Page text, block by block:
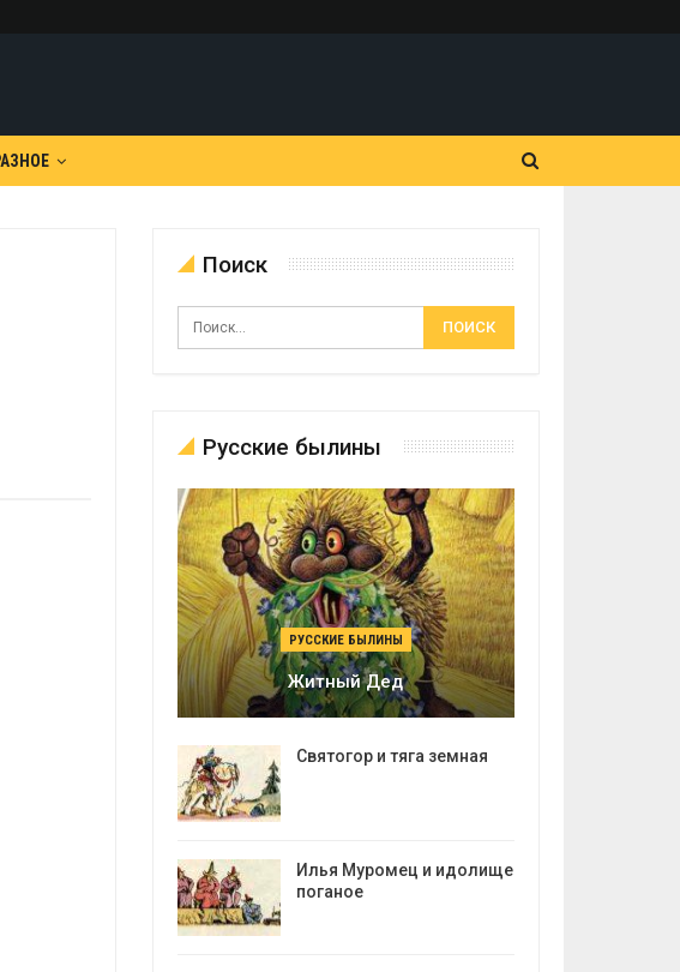
Поиск
Русские былины
РУССКИЕ БЫЛИНЫ
Житный Дед
Святогор и тяга земная
Илья Муромец и идолище
поганое